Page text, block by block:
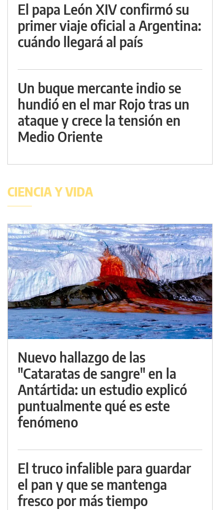
El papa León XIV confirmó su
primer viaje oficial a Argentina:
cuándo llegará al país
Un buque mercante indio se
hundió en el mar Rojo tras un
ataque y crece la tensión en
Medio Oriente
CIENCIA Y VIDA
Nuevo hallazgo de las
"Cataratas de sangre" en la
Antártida: un estudio explicó
puntualmente qué es este
fenómeno
El truco infalible para guardar
el pan y que se mantenga
fresco por más tiempo